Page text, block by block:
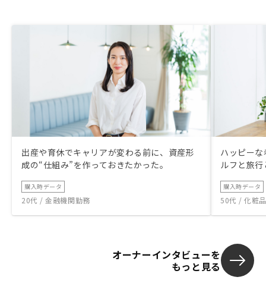
出産や育休でキャリアが変わる前に、資産形
成の“仕組み”を作っておきたかった。
購入時データ
20代 / 金融機関勤務
ハッピー
ルフと旅
購入時データ
50代 / 化粧
オーナーインタビューを
もっと見る